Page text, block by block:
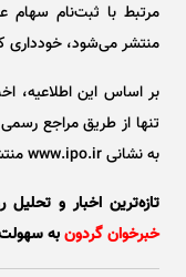
مرتبط با ثبت‌نام سهام
منتشر می‌شود، خودداری
بر اساس این اطلاعیه،
تنها از طریق مراجع
به نشانی www.ipo.ir منتشر خواهد شد.
تازه‌ترین اخبار و
خبرخوان گردونبه